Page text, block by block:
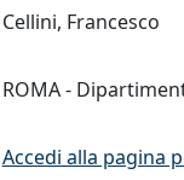
Cellini, Francesco
ROMA -
Accedi alla pagina